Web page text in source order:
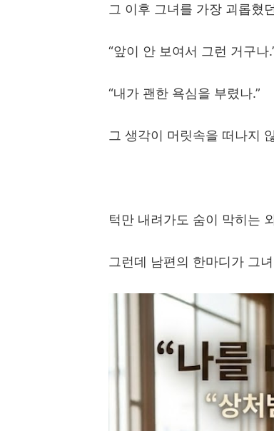
그 이후 그녀를 가장 괴롭혔
“앞이 안 보여서 그런 거구나
“내가 괜한 욕심을 부렸나.”
그 생각이 머릿속을 떠나지
턱만 내려가도 숨이 막히는
그런데 남편의 한마디가 그